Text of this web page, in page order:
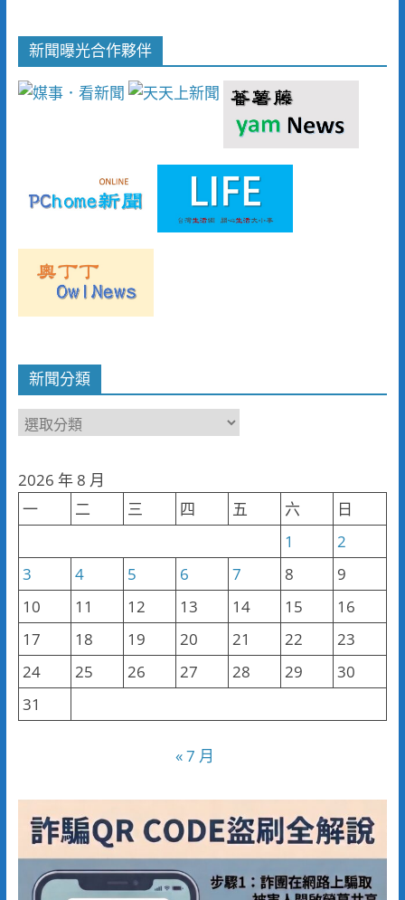
新聞曝光合作夥伴
新聞分類
新
類
2026 年 8 月
一
二 三 四 五 六
日
1
2
3
4 5 6 7 8
9
10
11 12 13 14 15
16
17
18 19 20 21 22
23
24
25 26 27 28 29
30
31
« 7 月